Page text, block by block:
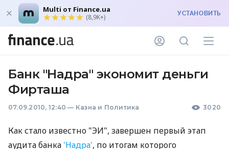
Multi от Finance.ua
(8,9K+) УСТАНОВИТЬ
Банк "Надра" экономит деньги
Фирташа
07.09.2010, 12:40 — Казна и Политика 3020
Как стало известно "ЭИ", завершен первый этап
аудита банка 'Надра', по итогам которого